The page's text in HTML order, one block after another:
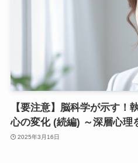
【要注意】脳科学が示す！
心の変化 (続編) ～深層心理
2025年3月16日